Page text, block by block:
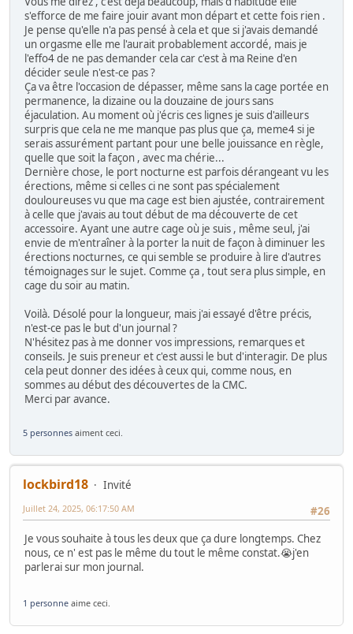
s'efforce de me faire jouir avant mon départ et cette fois rien .
Je pense qu'elle n'a pas pensé à cela et que si j'avais demandé
un orgasme elle me l'aurait probablement accordé, mais je
l'effo4 de ne pas demander cela car c'est à ma Reine d'en
décider seule n'est-ce pas ?
Ça va être l'occasion de dépasser, même sans la cage portée en
permanence, la dizaine ou la douzaine de jours sans
éjaculation. Au moment où j'écris ces lignes je suis d'ailleurs
surpris que cela ne me manque pas plus que ça, meme4 si je
serais assurément partant pour une belle jouissance en règle,
quelle que soit la façon , avec ma chérie...
Dernière chose, le port nocturne est parfois dérangeant vu les
érections, même si celles ci ne sont pas spécialement
douloureuses vu que ma cage est bien ajustée, contrairement
à celle que j'avais au tout début de ma découverte de cet
accessoire. Ayant une autre cage où je suis , même seul, j'ai
envie de m'entraîner à la porter la nuit de façon à diminuer les
érections nocturnes, ce qui semble se produire à lire d'autres
témoignages sur le sujet. Comme ça , tout sera plus simple, en
cage du soir au matin.
Voilà. Désolé pour la longueur, mais j'ai essayé d'être précis,
n'est-ce pas le but d'un journal ?
N'hésitez pas à me donner vos impressions, remarques et
conseils. Je suis preneur et c'est aussi le but d'interagir. De plus
cela peut donner des idées à ceux qui, comme nous, en
sommes au début des découvertes de la CMC.
Merci par avance.
5 personnes aiment ceci.
lockbird18
Invité
#26
Juillet 24, 2025, 06:17:50 AM
Je vous souhaite à tous les deux que ça dure longtemps. Chez
nous, ce n' est pas le même du tout le même constat.😭j'en
parlerai sur mon journal.
1 personne aime ceci.